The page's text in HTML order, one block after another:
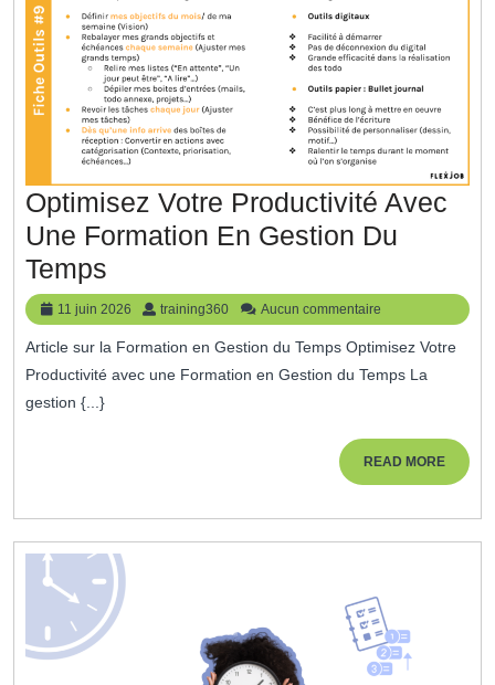
Optimisez Votre Productivité Avec
Une Formation En Gestion Du
Temps
Votre
Productivité
Avec
Temps
11 juin 2026
11
juin
2026
training360 training360
Aucun commentaire
Article sur la Formation en Gestion du Temps Optimisez Votre
Productivité avec une Formation en Gestion du Temps La
gestion {...}
READ MOREREAD
MORE